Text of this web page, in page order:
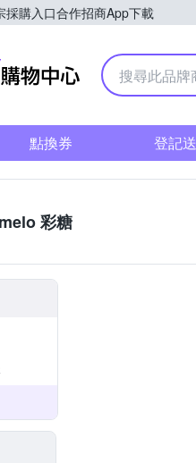
採購入口合作招商App下載
Yahoo購物中心
點換券 登記送
彩糖